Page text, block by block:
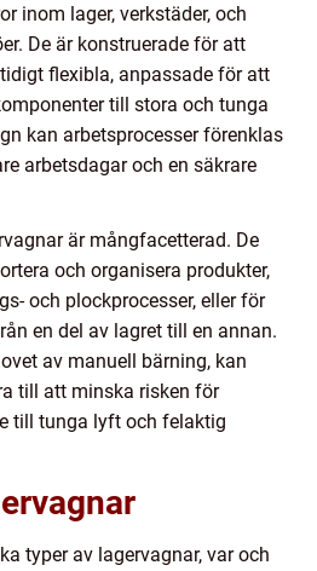
inom lager, verkstäder, och
De är konstruerade för att
flexibla, anpassade för att
till stora och tunga
kan arbetsprocesser förenklas
arbetsdagar och en säkrare
är mångfacetterad. De
och organisera produkter,
och plockprocesser, eller för
en del av lagret till en annan.
av manuell bärning, kan
till att minska risken för
till tunga lyft och felaktig
typer av lagervagnar, var och